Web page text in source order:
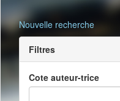
Nouvelle recherche
Filtres
Cote auteur-trice